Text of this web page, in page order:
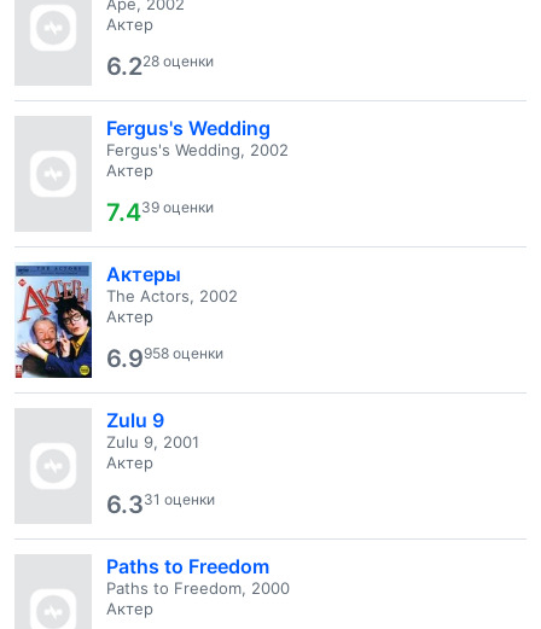
Актер
6.228 оценки
Fergus's Wedding
Fergus's Wedding, 2002
Актер
7.439 оценки
Актеры
The Actors, 2002
Актер
6.9958 оценки
Zulu 9
Zulu 9, 2001
Актер
6.331 оценки
Paths to Freedom
Paths to Freedom, 2000
Актер